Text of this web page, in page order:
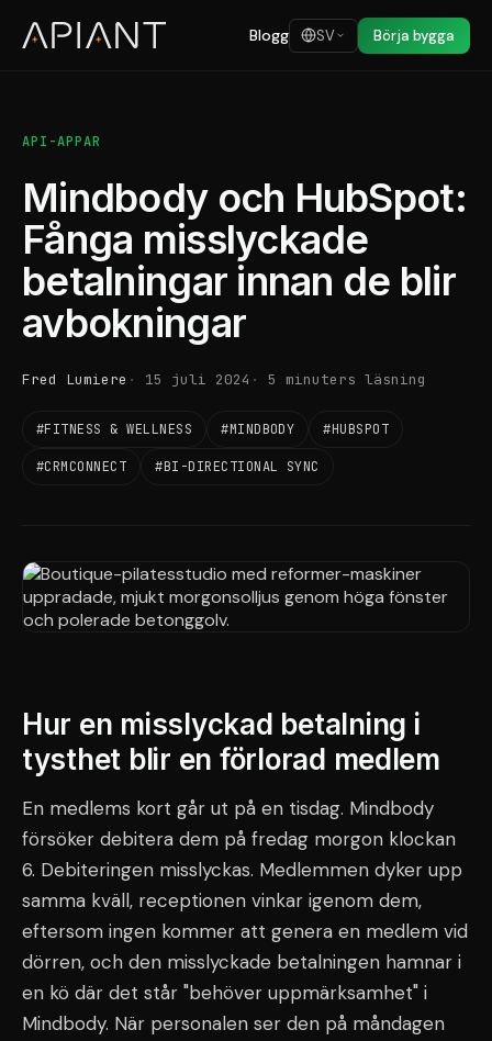
Blogg SV Börja bygga
API-APPAR
Mindbody och HubSpot:
Fånga misslyckade
betalningar innan de blir
avbokningar
Fred Lumiere 15 juli 2024 5 minuters läsning
#FITNESS & WELLNESS #MINDBODY #HUBSPOT
#CRMCONNECT #BI-DIRECTIONAL SYNC
Hur en misslyckad betalning i
tysthet blir en förlorad medlem
En medlems kort går ut på en tisdag. Mindbody
försöker debitera dem på fredag morgon klockan
6. Debiteringen misslyckas. Medlemmen dyker upp
samma kväll, receptionen vinkar igenom dem,
eftersom ingen kommer att genera en medlem vid
dörren, och den misslyckade betalningen hamnar i
en kö där det står "behöver uppmärksamhet" i
Mindbody. När personalen ser den på måndagen